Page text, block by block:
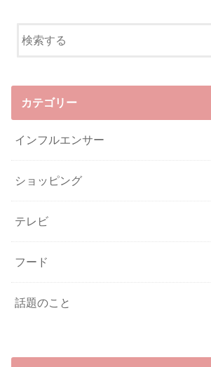
カテゴリー
インフルエンサー
ショッピング
テレビ
フード
話題のこと